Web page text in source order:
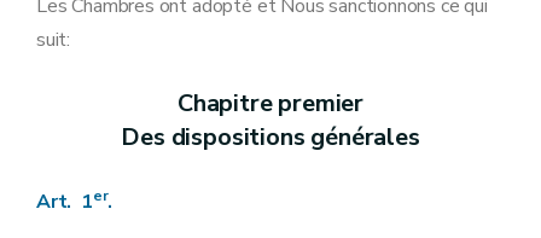
Art. 25
bis
Art. 26
ter
Art. 27
Art. 28
Art. 29
Les Chambres ont adopté et Nous sanctionnons ce qui
suit:
Chapitre premier
Des dispositions générales
Art. 1er.